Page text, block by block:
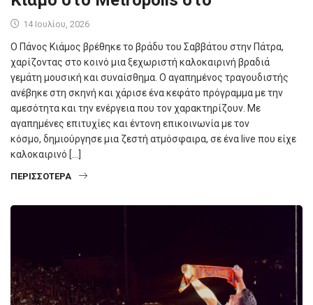
14 Ιουλίου, 2026
Ο Πάνος Κιάμος βρέθηκε το βράδυ του Σαββάτου στην Πάτρα,
χαρίζοντας στο κοινό μια ξεχωριστή καλοκαιρινή βραδιά
γεμάτη μουσική και συναίσθημα. Ο αγαπημένος τραγουδιστής
ανέβηκε στη σκηνή και χάρισε ένα κεφάτο πρόγραμμα με την
αμεσότητα και την ενέργεια που τον χαρακτηρίζουν. Με
αγαπημένες επιτυχίες και έντονη επικοινωνία με τον
κόσμο, δημιούργησε μια ζεστή ατμόσφαιρα, σε ένα live που είχε
καλοκαιρινό […]
ΠΕΡΙΣΣΌΤΕΡΑ